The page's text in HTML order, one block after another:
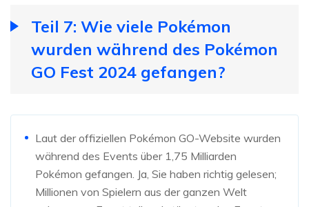
Teil 7: Wie viele Pokémon
wurden während des Pokémon
GO Fest 2024 gefangen?
Laut der offiziellen Pokémon GO-Website wurden
während des Events über 1,75 Milliarden
Pokémon gefangen. Ja, Sie haben richtig gelesen;
Millionen von Spielern aus der ganzen Welt